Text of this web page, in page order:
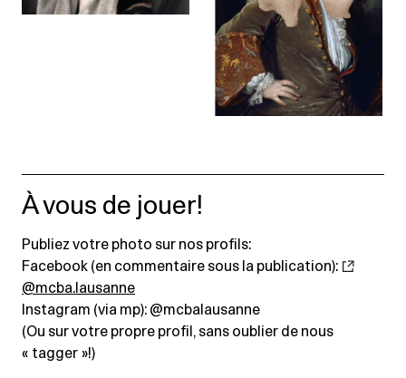
À vous de jouer!
Publiez votre photo sur nos profils:
Facebook (en commentaire sous la publication):
@mcba.lausanne
Instagram (via mp): @mcbalausanne
(Ou sur votre propre profil, sans oublier de nous
« tagger »!)